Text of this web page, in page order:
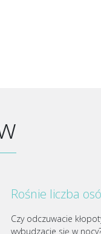
Rośnie liczba
Czy odczuwacie
wybudzacie się w